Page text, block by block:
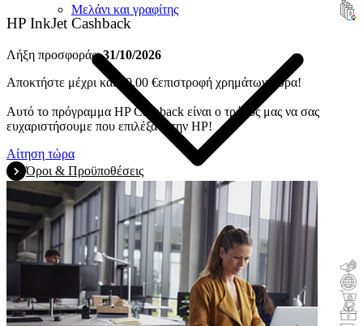
Μελάνι και γραφίτης
Επιστροφή χρημάτων
Ανταλλαγή
Αγορά και δοκιμή
Κίνητρο
HP InkJet Cashback
Λήξη προσφοράς:31/10/2026
Αποκτήστε μέχρι και 40,00 €επιστροφή χρημάτων τώρα!
Αυτό το πρόγραμμα HP Cashback είναι ο τρόπος μας να σας
ευχαριστήσουμε που επιλέξατε την HP!
Αίτηση τώρα
Όροι & Προϋποθέσεις